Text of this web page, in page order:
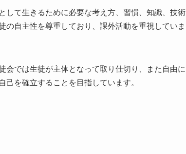
して生きるために必要な考え方、習慣、知識、技術
自主性を尊重しており、課外活動を重視していま
会では生徒が主体となって取り仕切り、また自由に
を確立することを目指しています。